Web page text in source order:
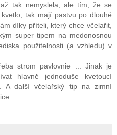
tak nemyslela, ale tím, že se
tak mají pastvu po dlouhé
díky příteli, který chce včelařit,
super tipem na medonosnou
použitelnosti (a vzhledu) v
strom pavlovnie ... Jinak je
hlavně jednoduše kvetoucí
A další včelařský tip na zimní